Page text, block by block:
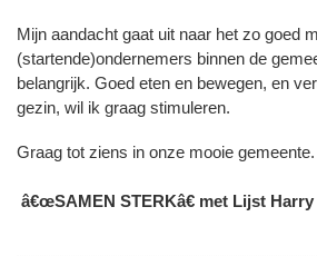
Mijn aandacht gaat uit naar het zo goed
(startende)ondernemers binnen de
belangrijk. Goed eten en bewegen, en
gezin, wil ik graag stimuleren.
Graag tot ziens in onze mooie gemeente.
â€œSAMEN STERKâ€ met Lijst